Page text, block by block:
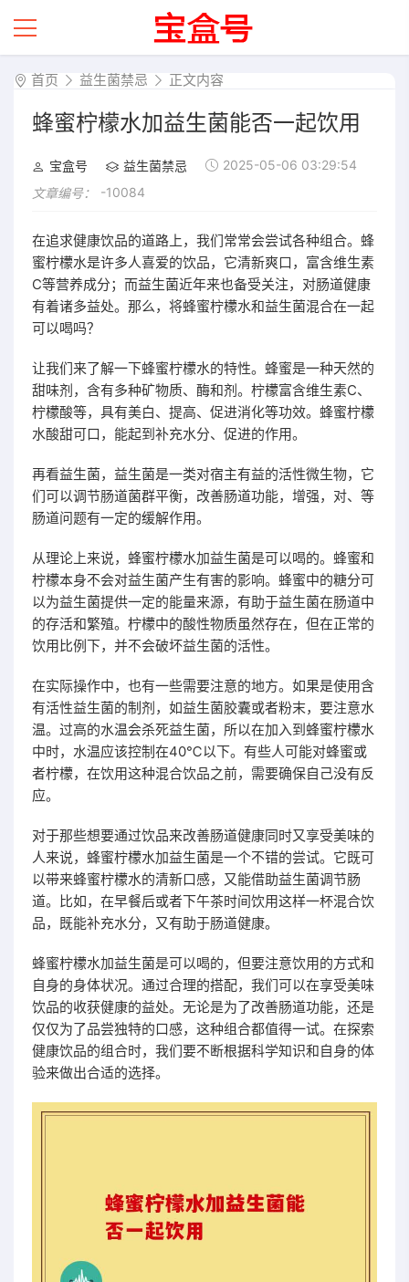
首页 益生菌禁忌 正文内容
蜂蜜柠檬水加益生菌能否一起饮用
宝盒号 益生菌禁忌
2025-05-06 03:29:54
文章编号：
-10084
在追求健康饮品的道路上，我们常常会尝试各种组合。蜂
蜜柠檬水是许多人喜爱的饮品，它清新爽口，富含维生素
C等营养成分；而益生菌近年来也备受关注，对肠道健康
有着诸多益处。那么，将蜂蜜柠檬水和益生菌混合在一起
可以喝吗？
让我们来了解一下蜂蜜柠檬水的特性。蜂蜜是一种天然的
甜味剂，含有多种矿物质、酶和剂。柠檬富含维生素C、
柠檬酸等，具有美白、提高、促进消化等功效。蜂蜜柠檬
水酸甜可口，能起到补充水分、促进的作用。
再看益生菌，益生菌是一类对宿主有益的活性微生物，它
们可以调节肠道菌群平衡，改善肠道功能，增强，对、等
肠道问题有一定的缓解作用。
从理论上来说，蜂蜜柠檬水加益生菌是可以喝的。蜂蜜和
柠檬本身不会对益生菌产生有害的影响。蜂蜜中的糖分可
以为益生菌提供一定的能量来源，有助于益生菌在肠道中
的存活和繁殖。柠檬中的酸性物质虽然存在，但在正常的
饮用比例下，并不会破坏益生菌的活性。
在实际操作中，也有一些需要注意的地方。如果是使用含
有活性益生菌的制剂，如益生菌胶囊或者粉末，要注意水
温。过高的水温会杀死益生菌，所以在加入到蜂蜜柠檬水
中时，水温应该控制在40℃以下。有些人可能对蜂蜜或
者柠檬，在饮用这种混合饮品之前，需要确保自己没有反
应。
对于那些想要通过饮品来改善肠道健康同时又享受美味的
人来说，蜂蜜柠檬水加益生菌是一个不错的尝试。它既可
以带来蜂蜜柠檬水的清新口感，又能借助益生菌调节肠
道。比如，在早餐后或者下午茶时间饮用这样一杯混合饮
品，既能补充水分，又有助于肠道健康。
蜂蜜柠檬水加益生菌是可以喝的，但要注意饮用的方式和
自身的身体状况。通过合理的搭配，我们可以在享受美味
饮品的收获健康的益处。无论是为了改善肠道功能，还是
仅仅为了品尝独特的口感，这种组合都值得一试。在探索
健康饮品的组合时，我们要不断根据科学知识和自身的体
验来做出合适的选择。